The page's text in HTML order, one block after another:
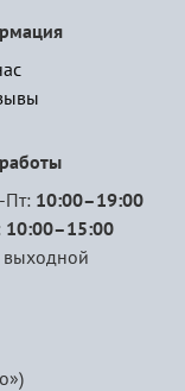
Пт: 10:00–19:00
10:00–15:00
выходной